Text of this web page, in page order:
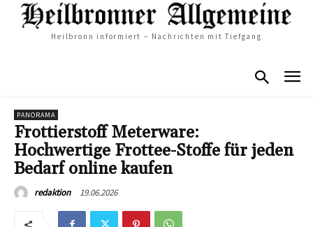
Heilbronn informiert – Nachrichten mit Tiefgang
PANORAMA
Frottierstoff Meterware:
Hochwertige Frottee-Stoffe für jeden
Bedarf online kaufen
redaktion 19.06.2026